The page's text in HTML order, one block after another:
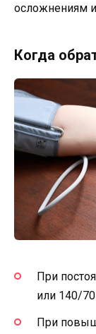
осложнениям
Когда
При
или 140/
При